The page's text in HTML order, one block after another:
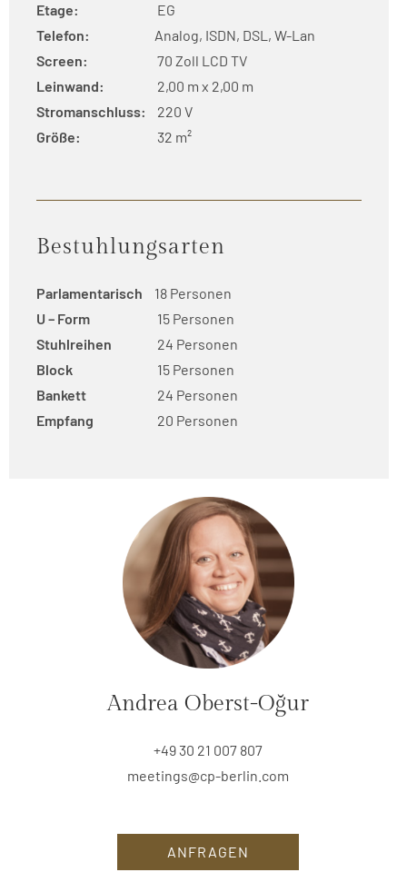
Etage:
EG
Telefon:
Analog, ISDN, DSL, W-Lan
Screen:
70 Zoll LCD TV
Leinwand:
2,00 m x 2,00 m
Stromanschluss:
220 V
Größe:
32 m²
Bestuhlungsarten
Parlamentarisch
18 Personen
U – Form
15 Personen
Stuhlreihen
24 Personen
Block
15 Personen
Bankett
24 Personen
Empfang
20 Personen
Andrea Oberst-Oğur
+49 30 21 007 807
meetings@cp-berlin.com
ANFRAGEN